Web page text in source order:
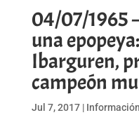
04/07/1965
una
Ibarguren,
campeón
Jul 7, 2017|